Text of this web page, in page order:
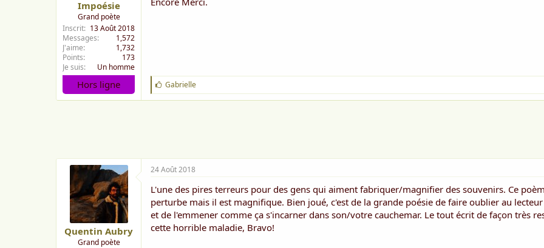
Impoésie
Grand poète
Inscrit
13 Août 2018
Messages
1,572
J'aime
1,732
Points
173
Je suis
Un homme
Hors ligne
J
'
a
Gabrielle
Quentin Aubry
Grand poète
24 Août 2018
L'une des pires terreurs pour des gens qui aiment fabriquer/magnifier des souvenirs. Ce
perturbe mais il est magnifique. Bien joué, c'est de la grande poésie de faire oublier au
et de l'emmener comme ça s'incarner dans son/votre cauchemar. Le tout écrit de façon très
cette horrible maladie, Bravo!